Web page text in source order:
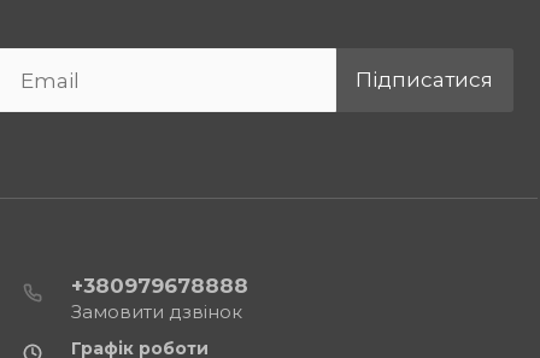
Підписатися
+380979678888
Замовити дзвінок
Графік роботи